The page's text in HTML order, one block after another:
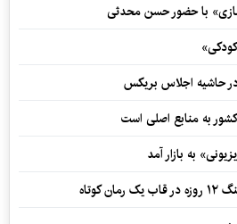
با حضور حسن محدثی
حاشیه اجلاس بریکس
به منابع اصلی است
به بازار آمد